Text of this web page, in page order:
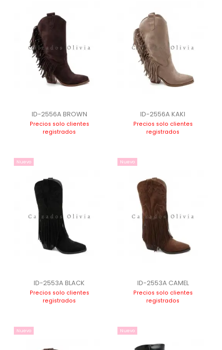
ID-2556A BROWN
Precios solo clientes
registrados
ID-2556A KAKI
Precios solo clientes
registrados
Nuevo
ID-2553A BLACK
Precios solo clientes
registrados
Nuevo
ID-2553A CAMEL
Precios solo clientes
registrados
Nuevo Nuevo